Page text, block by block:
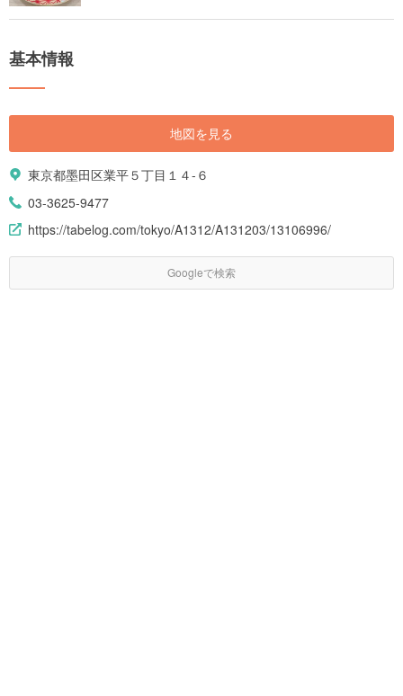
基本情報
地図を見る
東京都墨田区業平５丁目１４-６
03-3625-9477
https://tabelog.com/tokyo/A1312/A131203/13106996/
Googleで検索